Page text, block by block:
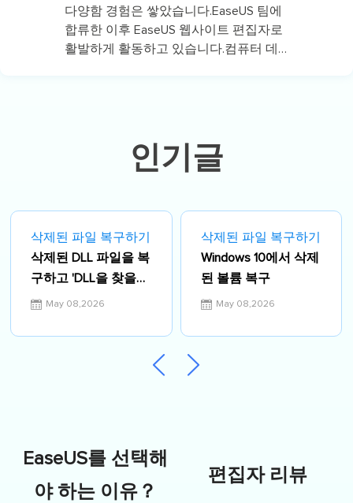
다양함 경험은 쌓았습니다.EaseUS 팀에
합류한 이후 EaseUS 웹사이트 편집자로
활발하게 활동하고 있습니다.컴퓨터 데
인기글
삭제된 파일 복구하기
삭제된 DLL 파일을 복
구하고 'DLL을 찾을
수 없음 및 누락'문제
May 08,2026
삭제된 파일 복구하기
Windows 10에서 삭제
된 볼륨 복구
May 08,2026
EaseUS를 선택해
야 하는 이유？
편집자 리뷰